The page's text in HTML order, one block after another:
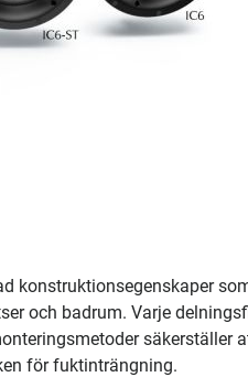
konstruktionsegenskaper
och badrum. Varje
säkerställer
för fuktinträngning.